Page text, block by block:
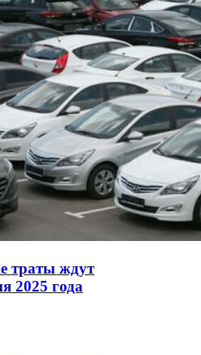
траты ждут
2025 года